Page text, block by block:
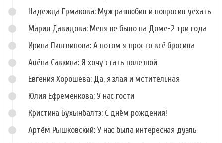
Надежда Ермакова: Муж разлюбил и попросил уехать
Мария Давидова: Меня не было на Доме-2 три года
Ирина Пингвинова: А потом я просто всё бросила
Алёна Савкина: Я хочу стать полезной
Евгения Хорошева: Да, я злая и мстительная
Юлия Ефременкова: У нас гости
Кристина Бухынбалтэ: С днём рождения!
Артём Рышковский: У нас была интересная дуэль